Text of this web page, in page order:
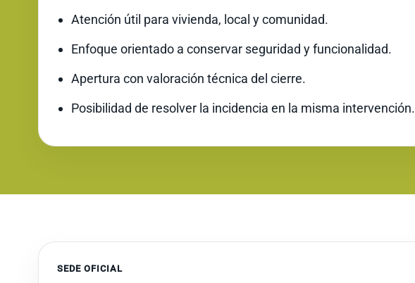
Atención útil para vivienda, local y comunidad.
Enfoque orientado a conservar seguridad y funcionalidad.
Apertura con valoración técnica del cierre.
Posibilidad de resolver la incidencia en la misma intervención.
SEDE OFICIAL